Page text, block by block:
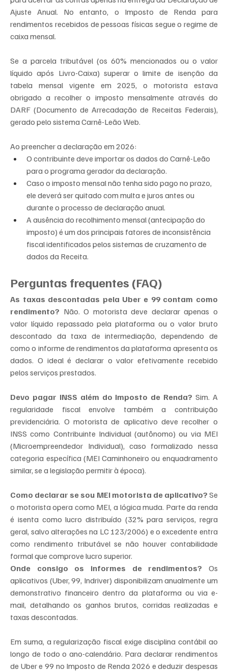
Ajuste Anual. No entanto, o Imposto de Renda para
rendimentos recebidos de pessoas físicas segue o regime de
caixa mensal.
Se a parcela tributável (os 60% mencionados ou o valor
líquido após Livro-Caixa) superar o limite de isenção da
tabela mensal vigente em 2025, o motorista estava
obrigado a recolher o imposto mensalmente através do
DARF (Documento de Arrecadação de Receitas Federais),
gerado pelo sistema Carnê-Leão Web.
Ao preencher a declaração em 2026:
O contribuinte deve importar os dados do Carnê-Leão
para o programa gerador da declaração.
Caso o imposto mensal não tenha sido pago no prazo,
ele deverá ser quitado com multa e juros antes ou
durante o processo de declaração anual.
A ausência do recolhimento mensal (antecipação do
imposto) é um dos principais fatores de inconsistência
fiscal identificados pelos sistemas de cruzamento de
dados da Receita.
Perguntas frequentes (FAQ)
As taxas descontadas pela Uber e 99 contam como
rendimento? Não. O motorista deve declarar apenas o
valor líquido repassado pela plataforma ou o valor bruto
descontado da taxa de intermediação, dependendo de
como o informe de rendimentos da plataforma apresenta os
dados. O ideal é declarar o valor efetivamente recebido
pelos serviços prestados.
Devo pagar INSS além do Imposto de Renda? Sim. A
regularidade fiscal envolve também a contribuição
previdenciária. O motorista de aplicativo deve recolher o
INSS como Contribuinte Individual (autônomo) ou via MEI
(Microempreendedor Individual), caso formalizado nessa
categoria específica (MEI Caminhoneiro ou enquadramento
similar, se a legislação permitir à época).
Como declarar se sou MEI motorista de aplicativo? Se
o motorista opera como MEI, a lógica muda. Parte da renda
é isenta como lucro distribuído (32% para serviços, regra
geral, salvo alterações na LC 123/2006) e o excedente entra
como rendimento tributável se não houver contabilidade
formal que comprove lucro superior.
Onde consigo os informes de rendimentos? Os
aplicativos (Uber, 99, Indriver) disponibilizam anualmente um
demonstrativo financeiro dentro da plataforma ou via e-
mail, detalhando os ganhos brutos, corridas realizadas e
taxas descontadas.
Em suma, a regularização fiscal exige disciplina contábil ao
longo de todo o ano-calendário. Para declarar rendimentos
de Uber e 99 no Imposto de Renda 2026 e deduzir despesas